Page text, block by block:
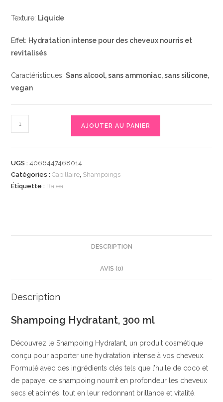
Texture: Liquide
Effet: Hydratation intense pour des cheveux nourris et
revitalisés
Caractéristiques:Sans alcool, sans ammoniac, sans silicone,
vegan
de
Feuchtigkeit,
300
Huile
|
AJOUTER AU PANIER
UGS :4066447468014
Catégories :Capillaire, Shampoings
Étiquette : Balea
DESCRIPTION
AVIS (0)
Description
Shampoing Hydratant, 300 ml
Découvrez le Shampoing Hydratant, un produit cosmétique
conçu pour apporter une hydratation intense à vos cheveux.
Formulé avec des ingrédients clés tels que l’huile de coco et
de papaye, ce shampoing nourrit en profondeur les cheveux
secs et abîmés, tout en leur redonnant brillance et vitalité.